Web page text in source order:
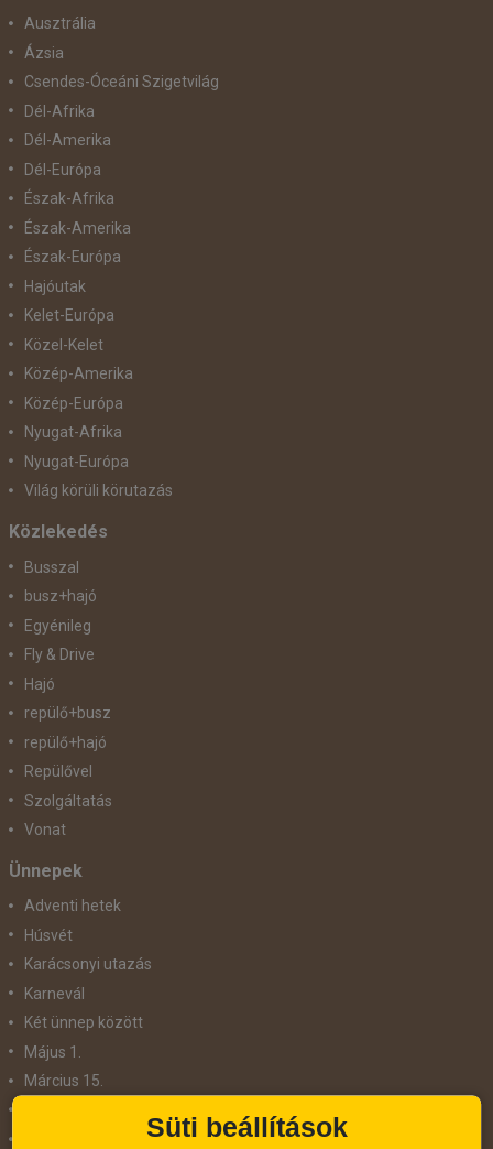
Ausztrália
Ázsia
Csendes-Óceáni Szigetvilág
Dél-Afrika
Dél-Amerika
Dél-Európa
Észak-Afrika
Észak-Amerika
Észak-Európa
Hajóutak
Kelet-Európa
Közel-Kelet
Közép-Amerika
Közép-Európa
Nyugat-Afrika
Nyugat-Európa
Világ körüli körutazás
Közlekedés
Busszal
busz+hajó
Egyénileg
Fly & Drive
Hajó
repülő+busz
repülő+hajó
Repülővel
Szolgáltatás
Vonat
Ünnepek
Adventi hetek
Húsvét
Karácsonyi utazás
Karnevál
Két ünnep között
Május 1.
Március 15.
Süti beállítások